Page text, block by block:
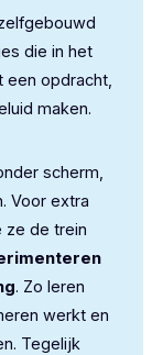
die in het
een opdracht,
maken.
scherm,
Voor extra
ze de trein
. Zo leren
werkt en
Tegelijk